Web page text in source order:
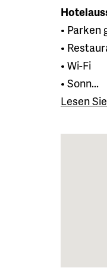
• Parken
•
• Wi-Fi
• Sonn...
Lesen